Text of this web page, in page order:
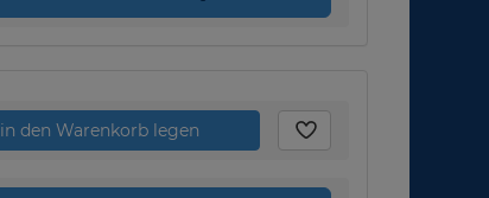
in den Warenkorb legen